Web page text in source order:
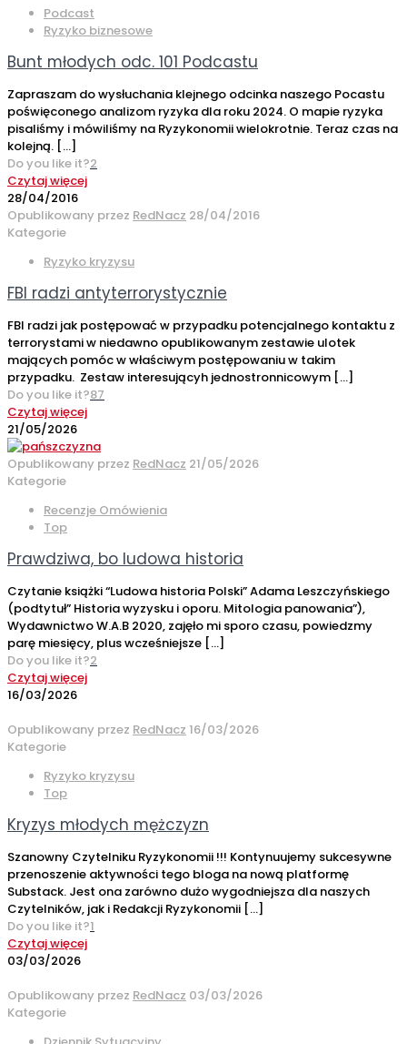
Podcast
Ryzyko biznesowe
Bunt młodych odc. 101 Podcastu
Zapraszam do wysłuchania klejnego odcinka naszego Pocastu
poświęconego analizom ryzyka dla roku 2024. O mapie ryzyka
pisaliśmy i mówiliśmy na Ryzykonomii wielokrotnie. Teraz czas na
kolejną. […]
Do you like it?2
Czytaj więcej
28/04/2016
Opublikowany przez RedNacz 28/04/2016
Kategorie
Ryzyko kryzysu
FBI radzi antyterrorystycznie
FBI radzi jak postępować w przypadku potencjalnego kontaktu z
terrorystami w niedawno opublikowanym zestawie ulotek
mających pomóc w właściwym postępowaniu w takim
przypadku. Zestaw interesującyh jednostronnicowym […]
Do you like it?87
Czytaj więcej
21/05/2026
Opublikowany przez RedNacz 21/05/2026
Kategorie
Recenzje Omówienia
Top
Prawdziwa, bo ludowa historia
Czytanie książki “Ludowa historia Polski” Adama Leszczyńskiego
(podtytuł” Historia wyzysku i oporu. Mitologia panowania”),
Wydawnictwo W.A.B 2020, zajęło mi sporo czasu, powiedzmy
parę miesięcy, plus wcześniejsze […]
Do you like it?2
Czytaj więcej
16/03/2026
Opublikowany przez RedNacz 16/03/2026
Kategorie
Ryzyko kryzysu
Top
Kryzys młodych mężczyzn
Szanowny Czytelniku Ryzykonomii !!! Kontynuujemy sukcesywne
przenoszenie aktywności tego bloga na nową platformę
Substack. Jest ona zarówno dużo wygodniejsza dla naszych
Czytelników, jak i Redakcji Ryzykonomii […]
Do you like it?1
Czytaj więcej
03/03/2026
Opublikowany przez RedNacz 03/03/2026
Kategorie